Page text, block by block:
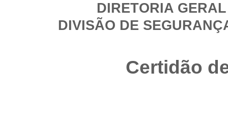
DIRETORIA
DIVISÃO DE
Certidão